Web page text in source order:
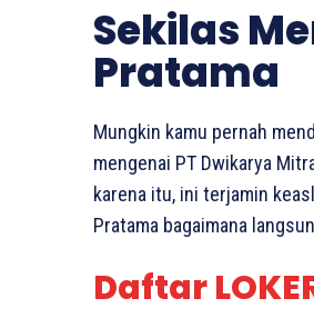
Sekilas
Pratama
Mungkin kamu pernah
mengenai PT Dwikarya
karena itu, ini terjamin
Pratama bagaimana
Daftar